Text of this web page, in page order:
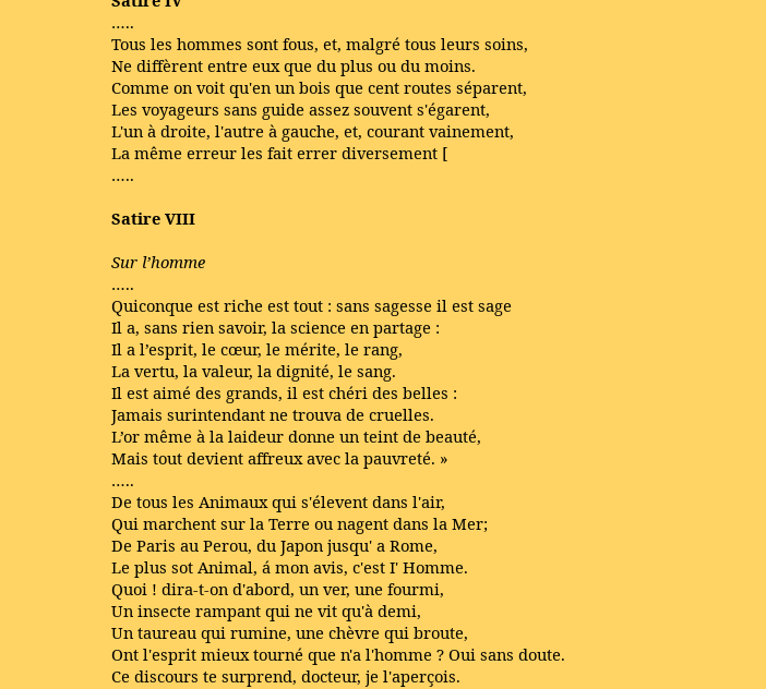
…..
Tous les hommes sont fous, et, malgré tous leurs soins,
Ne diffèrent entre eux que du plus ou du moins.
Comme on voit qu'en un bois que cent routes séparent,
Les voyageurs sans guide assez souvent s'égarent,
L'un à droite, l'autre à gauche, et, courant vainement,
La même erreur les fait errer diversement [
…..
Satire VIII
Sur l’homme
…..
Quiconque est riche est tout : sans sagesse il est sage
Il a, sans rien savoir, la science en partage :
Il a l’esprit, le cœur, le mérite, le rang,
La vertu, la valeur, la dignité, le sang.
Il est aimé des grands, il est chéri des belles :
Jamais surintendant ne trouva de cruelles.
L’or même à la laideur donne un teint de beauté,
Mais tout devient affreux avec la pauvreté. »
…..
De tous les Animaux qui s'élevent dans l'air,
Qui marchent sur la Terre ou nagent dans la Mer;
De Paris au Perou, du Japon jusqu' a Rome,
Le plus sot Animal, á mon avis, c'est I' Homme.
Quoi ! dira-t-on d'abord, un ver, une fourmi,
Un insecte rampant qui ne vit qu'à demi,
Un taureau qui rumine, une chèvre qui broute,
Ont l'esprit mieux tourné que n'a l'homme ? Oui sans doute.
Ce discours te surprend, docteur, je l'aperçois.